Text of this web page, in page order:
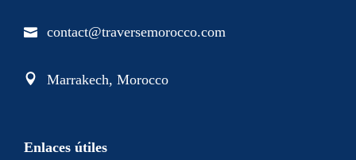
contact@traversemorocco.com
Marrakech, Morocco
Enlaces útiles